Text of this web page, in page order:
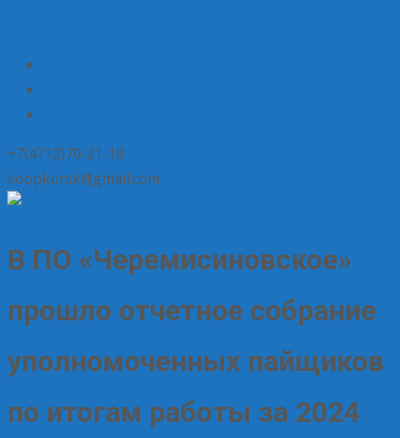
+7(4712)70-21-18
koopkursk@gmail.com
В ПО «Черемисиновское»
прошло отчетное собрание
уполномоченных пайщиков
по итогам работы за 2024